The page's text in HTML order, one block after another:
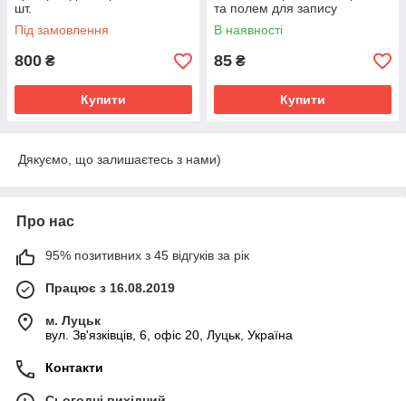
шт.
Під замовлення
800 ₴
Купити
та полем для запису
В наявності
85 ₴
Купити
Дякуємо, що залишаєтесь з нами)
Про нас
95% позитивних з 45 відгуків за рік
Працює з 16.08.2019
м. Луцьк
вул. Зв'язківців, 6, офіс 20, Луцьк, Україна
Контакти